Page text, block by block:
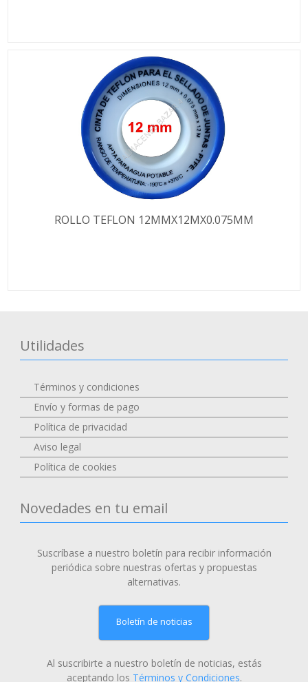
ROLLO TEFLON 12MMX12MX0.075MM
Utilidades
Términos y condiciones
Envío y formas de pago
Política de privacidad
Aviso legal
Política de cookies
Novedades en tu email
Suscríbase a nuestro boletín para recibir información
periódica sobre nuestras ofertas y propuestas
alternativas.
Boletín de noticias
Al suscribirte a nuestro boletín de noticias, estás
aceptando los Términos y Condiciones.